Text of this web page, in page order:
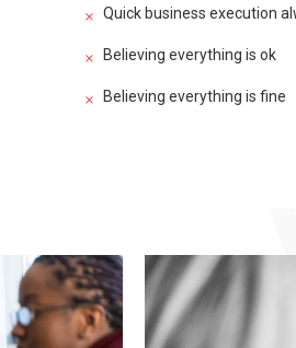
Quick business execution
Believing everything is ok
Believing everything is fine